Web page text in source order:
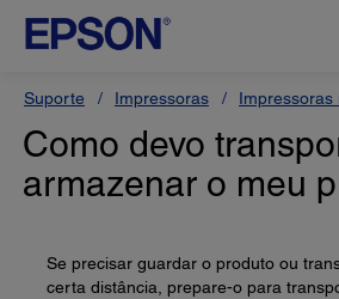
Suporte Impressoras Impressoras
Como devo
armazenar o meu
Se precisar guardar o produto ou
certa distância, prepare-o para